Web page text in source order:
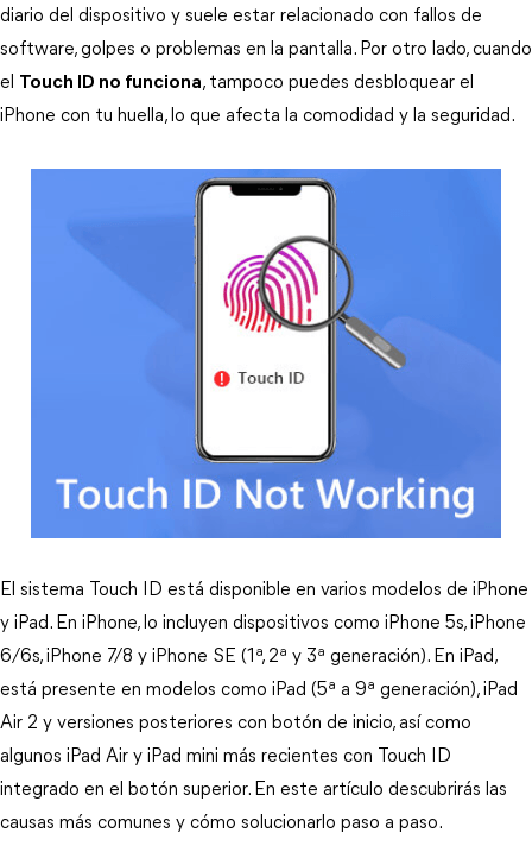
diario del dispositivo y suele estar relacionado con fallos de
software, golpes o problemas en la pantalla. Por otro lado, cuando
el Touch ID no funciona, tampoco puedes desbloquear el
iPhone con tu huella, lo que afecta la comodidad y la seguridad.
El sistema Touch ID está disponible en varios modelos de iPhone
y iPad. En iPhone, lo incluyen dispositivos como iPhone 5s, iPhone
6/6s, iPhone 7/8 y iPhone SE (1ª, 2ª y 3ª generación). En iPad,
está presente en modelos como iPad (5ª a 9ª generación), iPad
Air 2 y versiones posteriores con botón de inicio, así como
algunos iPad Air y iPad mini más recientes con Touch ID
integrado en el botón superior. En este artículo descubrirás las
causas más comunes y cómo solucionarlo paso a paso.